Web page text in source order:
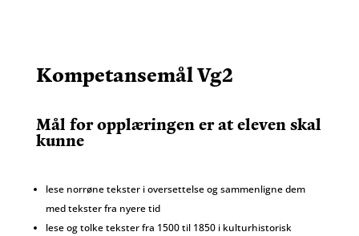
Kompetansemål Vg2
Mål for opplæringen er at eleven skal
kunne
lese norrøne tekster i oversettelse ogsammenlignedem
med tekster fra nyere tid
lese og tolketekster fra 1500 til 1850 i kulturhistorisk